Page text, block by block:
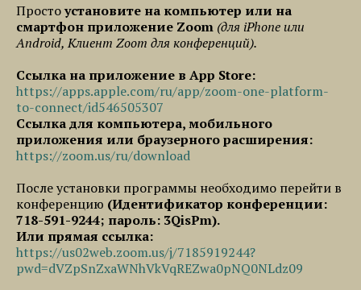
Простоустановите на компьютер или на
смартфон приложение Zoom (для iPhone или
Android, Клиент Zoom для конференций).
Ссылка на приложение в App Store:
https://apps.apple.com/ru/app/zoom-one-platform-
to-connect/id546505307
Ссылка для компьютера, мобильного
приложения или браузерного расширения:
https://zoom.us/ru/download
После установки программы необходимо перейти в
конференцию (Идентификатор конференции:
718-591-9244; пароль: 3QisPm).
Или прямая ссылка:
https://us02web.zoom.us/j/7185919244?
pwd=dVZpSnZxaWNhVkVqREZwa0pNQ0NLdz09